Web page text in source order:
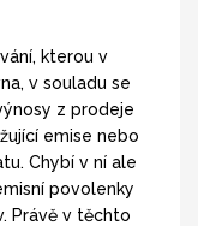
kterou v
v souladu se
z prodeje
emise nebo
Chybí v ní ale
povolenky
Právě v těchto